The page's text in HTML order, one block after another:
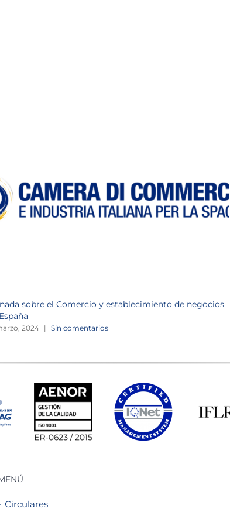
sobre el Comercio y establecimiento de negocios
2024 | Sin comentarios
Circulares